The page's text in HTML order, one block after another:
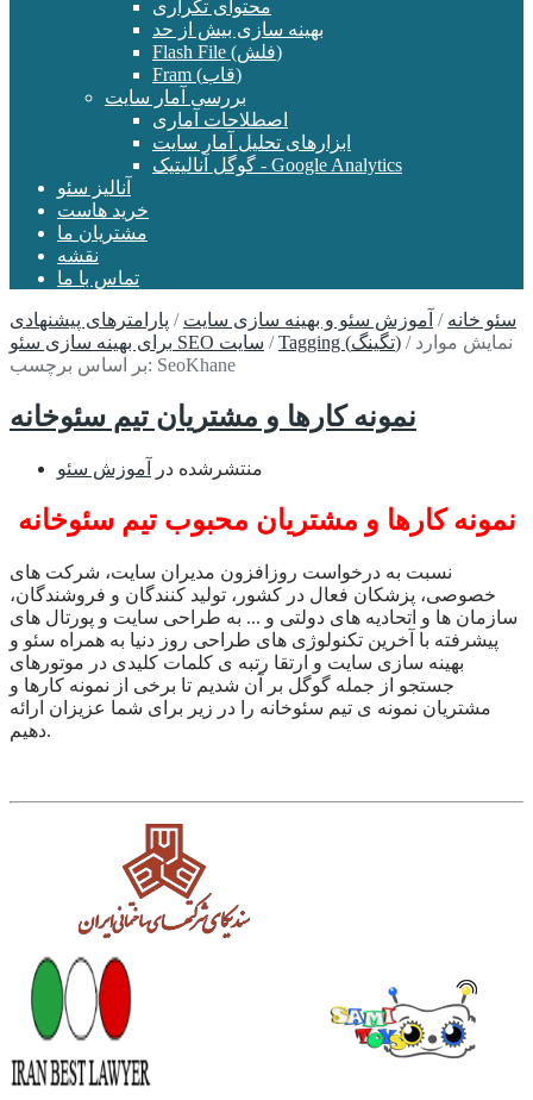
محتوای تکراری
بهینه سازی بیش از حد
Flash File (فلش)
Fram (قاب)
بررسی آمار سایت
اصطلاحات آماری
ابزارهای تحلیل آمار سایت
گوگل آنالیتیک - Google Analytics
آنالیز سئو
خرید هاست
مشتریان ما
نقشه
تماس با ما
سئو خانه / آموزش سئو و بهینه سازی سایت / پارامترهای پیشنهادی
برای بهینه سازی سئو SEO سایت / Tagging (تگینگ) / نمایش موارد
بر اساس برچسب: SeoKhane
نمونه کارها و مشتریان تیم سئوخانه
منتشرشده در آموزش سئو
نمونه کارها و مشتریان محبوب تیم سئوخانه
نسبت به درخواست روزافزون مدیران سایت، شرکت های
خصوصی، پزشکان فعال در کشور، تولید کنندگان و فروشندگان،
سازمان ها و اتحادیه های دولتی و ... به طراحی سایت و پورتال های
پیشرفته با آخرین تکنولوژی های طراحی روز دنیا به همراه سئو و
بهینه سازی سایت و ارتقا رتبه ی کلمات کلیدی در موتورهای
جستجو از جمله گوگل بر آن شدیم تا برخی از نمونه کارها و
مشتریان نمونه ی تیم سئوخانه را در زیر برای شما عزیزان ارائه
دهیم.